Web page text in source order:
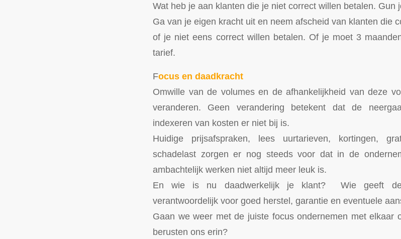
Wat heb je aan klanten die je niet correct willen betalen. Gun
Ga van je eigen kracht uit en neem afscheid van klanten die
of je niet eens correct willen betalen. Of je moet 3
tarief.
Focus en daadkracht
Omwille van de volumes en de afhankelijkheid van deze
veranderen. Geen verandering betekent dat de
indexeren van kosten er niet bij is.
Huidige prijsafspraken, lees uurtarieven, kortingen,
schadelast zorgen er nog steeds voor dat in de
ambachtelijk werken niet altijd meer leuk is.
En wie is nu daadwerkelijk je klant? Wie geeft de
verantwoordelijk voor goed herstel, garantie en eventuele
Gaan we weer met de juiste focus ondernemen met elkaar
berusten ons erin?